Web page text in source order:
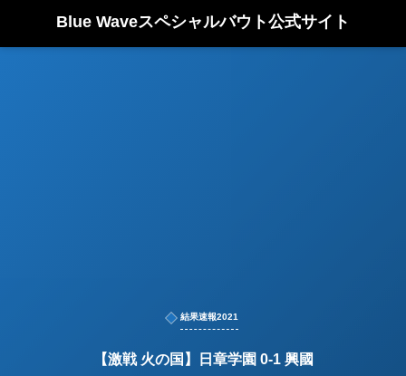
Blue Waveスペシャルバウト公式サイト
結果速報2021
【激戦 火の国】日章学園 0-1 興國